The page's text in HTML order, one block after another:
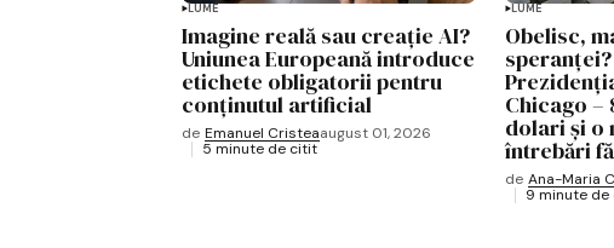
LUME
Imagine reală sau creație AI?
Uniunea Europeană introduce
etichete obligatorii pentru
conținutul artificial
de Emanuel Cristeaaugust 01, 2026
5 minute de citit
LUME
Obelisc,
Chicago –
dolari și o
întrebări
de Ana-Maria
9 minute